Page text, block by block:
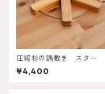
圧縮杉の鍋敷き スター
¥4,400